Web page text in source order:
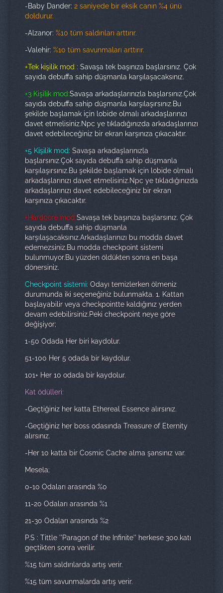
-Baby Dander: 2 saniyede bir eksik canın %4 ünü
doldurur.
-Alzanor: %10 tüm saldırıları arttırır.
-Valehir: %10 tüm savunmaları arttırır.
+Tek kişilik mod : Savaşa tek başınıza başlarsınız. Çok
sayıda debuffa sahip düşmanla karşılaşacaksınız.
+3 Kişilik mod:Savaşa arkadaşlarınızla başlarsınız.Çok
sayıda debuffa sahip düşmanla karşılaşırsınız.Bu
şekilde başlamak için lobide olmalı arkadaşlarınızı
davet etmelisiniz.Npc ye tıkladığınızda arkadaşlarınızı
davet edebileceğiniz bir ekran karşınıza çıkacaktır.
+5 Kişilik mod: Savaşa arkadaşlarınızla
başlarsınız.Çok sayıda debuffa sahip düşmanla
karşılaşırsınız.Bu şekilde başlamak için lobide olmalı
arkadaşlarınızı davet etmelisiniz.Npc ye tıkladığınızda
arkadaşlarınızı davet edebileceğiniz bir ekran
karşınıza çıkacaktır.
+Hardcore mod:Savaşa tek başınıza başlarsınız. Çok
sayıda debuffa sahip düşmanla
karşılaşacaksınız.Arkadaşlarınızı bu modda davet
edemezsiniz.Bu modda checkpoint sistemi
bulunmuyor.Bu yüzden öldükten sonra en başa
dönersiniz.
Checkpoint sistemi: Odayı temizlerken ölmeniz
durumunda iki seçeneğiniz bulunmakta. 1. Kattan
başlayabilir veya checkpointte kaldığınız yerden
devam edebilirsiniz.Peki checkpoint neye göre
değişiyor;
1-50 Odada Her biri kaydolur.
51-100 Her 5 odada bir kaydolur.
101+ Her 10 odada bir kaydolur.
Kat ödülleri:
-Geçtiğiniz her katta Ethereal Essence alırsınız.
-Geçtiğiniz her boss odasında Treasure of Eternity
alırsınız.
-Her 10 katta bir Cosmic Cache alma şansınız var.
Mesela;
0-10 Odaları arasında %0
11-20 Odaları arasında %1
21-30 Odaları arasında %2
P.S : Tittle ''Paragon of the Infinite'' herkese 300.katı
geçtikten sonra verilir.
%15 tüm saldırılarda artış verir.
%15 tüm savunmalarda artış verir.